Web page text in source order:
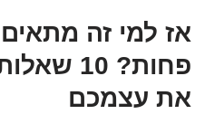
אז למי זה מתאים
פחות?
את עצמכם